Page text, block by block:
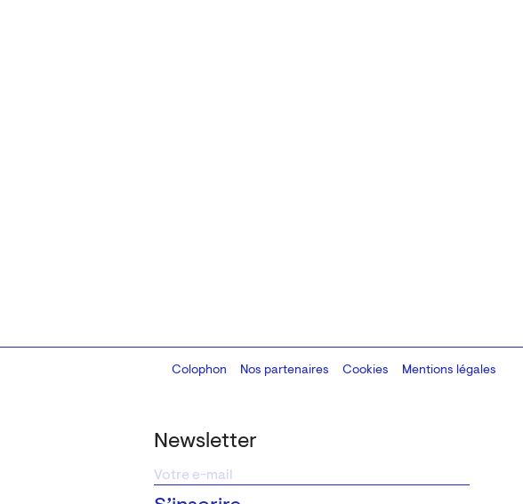
Newsletter
Colophon
Design:Marcel Kaczmarek, code:8080.studio
Nos partenaires Cookies Mentions légales